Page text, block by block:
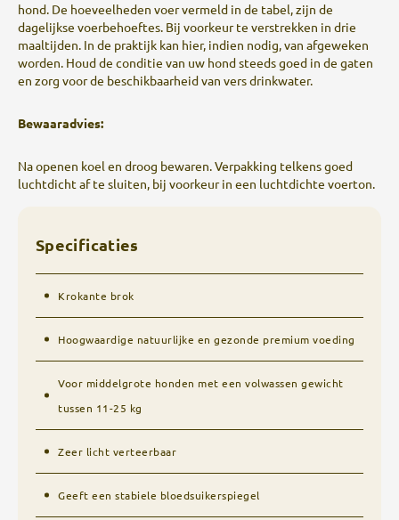
hond. De hoeveelheden voer vermeld in de tabel, zijn de
dagelijkse voerbehoeftes. Bij voorkeur te verstrekken in drie
maaltijden. In de praktijk kan hier, indien nodig, van afgeweken
worden. Houd de conditie van uw hond steeds goed in de gaten
en zorg voor de beschikbaarheid van vers drinkwater.
Bewaaradvies:
Na openen koel en droog bewaren. Verpakking telkens goed
luchtdicht af te sluiten, bij voorkeur in een luchtdichte voerton.
Specificaties
Krokante brok
Hoogwaardige natuurlijke en gezonde premium voeding
Voor middelgrote honden met een volwassen gewicht
tussen 11-25 kg
Zeer licht verteerbaar
Geeft een stabiele bloedsuikerspiegel